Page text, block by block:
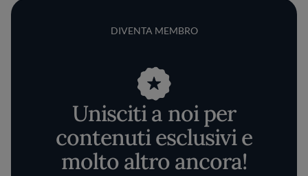
DIVENTA MEMBRO
Unisciti a noi per
contenuti esclusivi e
molto altro ancora!